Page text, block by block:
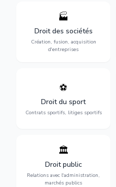
🏭
Droit des sociétés
Création, fusion, acquisition
d'entreprises
Structuration de votre
société : création, fusion-
acquisition, gouvernance et
restructuration.
⚽
Droit du sport
Contrats sportifs, litiges sportifs
Expertise en droit sportif :
transferts, sponsoring et
contentieux.
🏛️
Droit public
Relations avec l'administration,
marchés publics
Gestion de vos relations
avec l'administration :
marchés publics,
urbanisme et contentieux.